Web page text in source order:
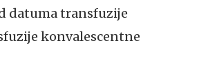
datuma transfuzije
konvalescentne